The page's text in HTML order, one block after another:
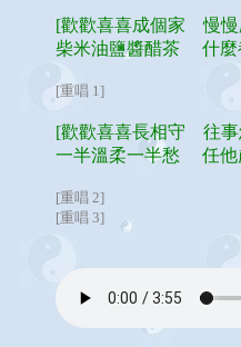
[歡歡喜喜成個家 慢
柴米油鹽醬醋茶 什
[重唱 1]
[歡歡喜喜長相守 往
一半溫柔一半愁 任
[重唱 2]
[重唱 3]